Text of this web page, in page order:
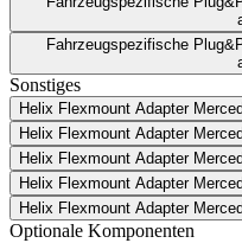
Fahrzeugspezifische
Sonstiges
Helix Flexmount Adapter
Helix Flexmount Adapter
Helix Flexmount Adapter
Helix Flexmount Adapter
Helix Flexmount Adapter
Optionale Komponenten